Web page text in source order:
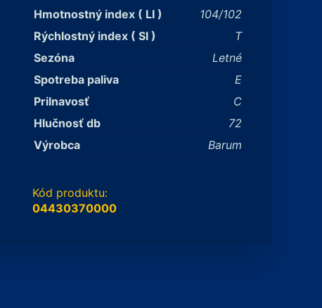
Hmotnostný index ( LI )
104/102
Rýchlostný index ( SI )
T
Sezóna
Letné
Spotreba paliva
E
Prilnavosť
C
Hlučnosť db
72
Výrobca
Barum
Kód produktu:
04430370000